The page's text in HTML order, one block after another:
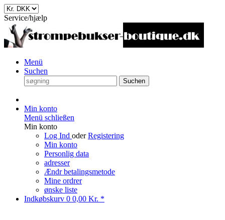
Service/hjælp
Menü
Suchen
Suchen
Min konto
Menü schließen
Min konto
Log Ind oderRegistering
Min konto
Personlig data
adresser
Ændr betalingsmetode
Mine ordrer
ønske liste
Indkøbskurv 0 0,00 Kr. *